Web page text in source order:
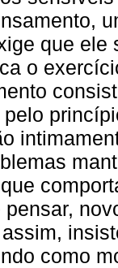
que ele
o
como